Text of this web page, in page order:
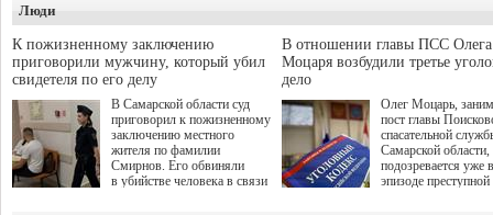
"Помощь фронту и семьям
участников СВО", которая
прошла в Отрадном 7
августа.
на трудоустройство
спокойную
мирной жизни.
Люди
К пожизненному заключению
приговорили мужчину, который убил
свидетеля по его делу
В Самарской области суд
приговорил к пожизненному
заключению местного
жителя по фамилии
Смирнов. Его обвиняли
в убийстве человека в связи
В отношении главы ПСС Олега
Моцаря возбудили третье
дело
Олег Моцарь,
пост главы
спасательной
Самарской области,
подозревается уже
эпизоде преступной